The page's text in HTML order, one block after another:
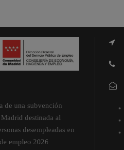
de una subvención
destinada al
desempleadas en
empleo 2026